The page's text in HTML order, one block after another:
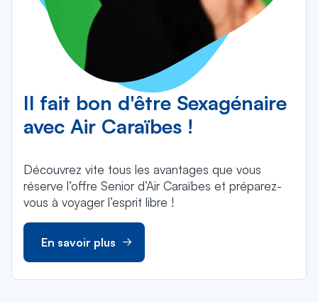
Il fait bon d'être Sexagénaire
avec Air Caraïbes !
Découvrez vite tous les avantages que vous
réserve l’offre Senior d’Air Caraïbes et préparez-
vous à voyager l’esprit libre !
En savoir plus